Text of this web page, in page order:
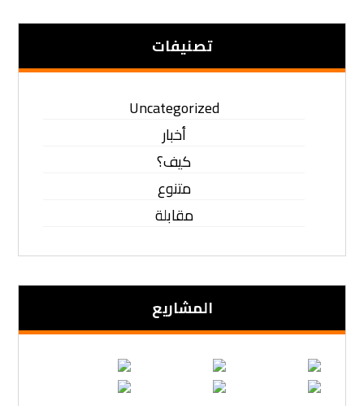
تصنيفات
Uncategorized
أخبار
كيف؟
متنوع
مقابلة
المشاریع